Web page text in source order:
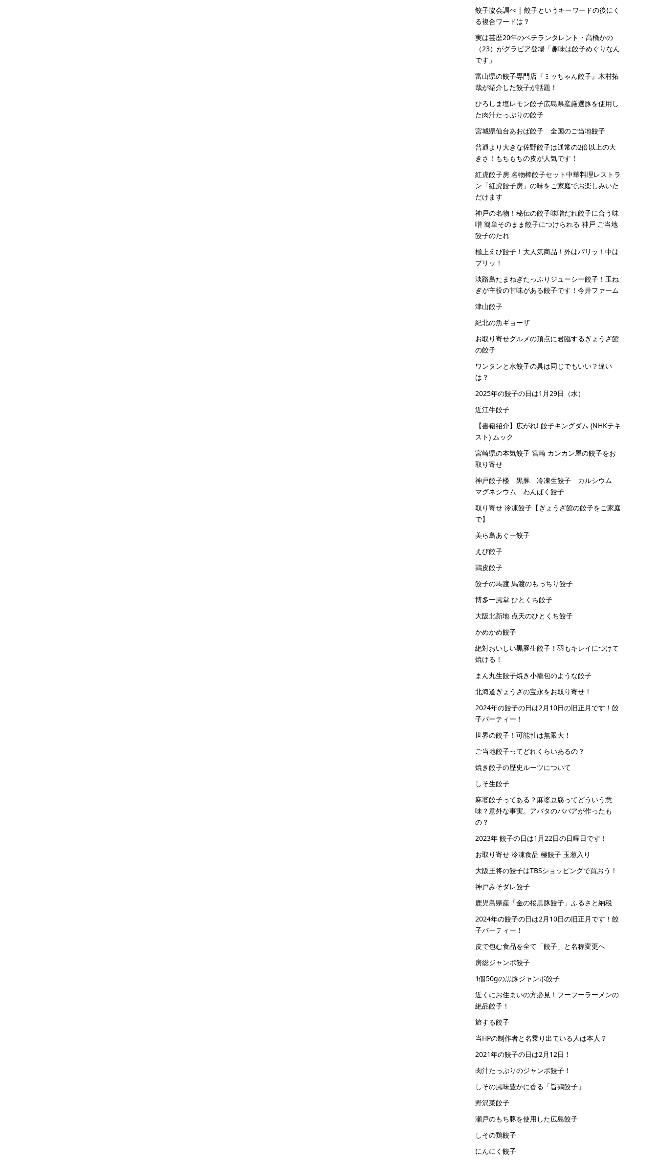
餃子協会調べ | 餃子というキーワードの後にく
る複合ワードは？
実は芸歴20年のベテランタレント・高橋かの
（23）がグラビア登場「趣味は餃子めぐりなん
です」
富山県の餃子専門店『ミッちゃん餃子』木村拓
哉が紹介した餃子が話題！
ひろしま塩レモン餃子広島県産厳選豚を使用し
た肉汁たっぷりの餃子
宮城県仙台あおば餃子 全国のご当地餃子
普通より大きな佐野餃子は通常の2倍以上の大
きさ！もちもちの皮が人気です！
紅虎餃子房 名物棒餃子セット中華料理レストラ
ン「紅虎餃子房」の味をご家庭でお楽しみいた
だけます
神戸の名物！秘伝の餃子味噌だれ餃子に合う味
噌 簡単そのまま餃子につけられる 神戸 ご当地
餃子のたれ
極上えび餃子！大人気商品！外はパリッ！中は
プリッ！
淡路島たまねぎたっぷりジューシー餃子！玉ね
ぎが主役の甘味がある餃子です！今井ファーム
津山餃子
紀北の魚ギョーザ
お取り寄せグルメの頂点に君臨するぎょうざ館
の餃子
ワンタンと水餃子の具は同じでもいい？違い
は？
2025年の餃子の日は1月29日（水）
近江牛餃子
【書籍紹介】広がれ! 餃子キングダム (NHKテキ
スト) ムック
宮崎県の本気餃子 宮崎 カンカン屋の餃子をお
取り寄せ
神戸餃子楼 黒豚 冷凍生餃子 カルシウム
マグネシウム わんぱく餃子
取り寄せ 冷凍餃子【ぎょうざ館の餃子をご家庭
で】
美ら島あぐー餃子
えび餃子
鶏皮餃子
餃子の馬渡 馬渡のもっちり餃子
博多一風堂 ひとくち餃子
大阪北新地 点天のひとくち餃子
かめかめ餃子
絶対おいしい黒豚生餃子！羽もキレイにつけて
焼ける！
まん丸生餃子焼き小籠包のような餃子
北海道ぎょうざの宝永をお取り寄せ！
2024年の餃子の日は2月10日の旧正月です！餃
子パーティー！
世界の餃子！可能性は無限大！
ご当地餃子ってどれくらいあるの？
焼き餃子の歴史ルーツについて
しそ生餃子
麻婆餃子ってある？麻婆豆腐ってどういう意
味？意外な事実。アバタのババアが作ったも
の？
2023年 餃子の日は1月22日の日曜日です！
お取り寄せ 冷凍食品 極餃子 玉葱入り
大阪王将の餃子はTBSショッピングで買おう！
神戸みそダレ餃子
鹿児島県産「金の桜黒豚餃子」ふるさと納税
2024年の餃子の日は2月10日の旧正月です！餃
子パーティー！
皮で包む食品を全て「餃子」と名称変更へ
房総ジャンボ餃子
1個50gの黒豚ジャンボ餃子
近くにお住まいの方必見！フーフーラーメンの
絶品餃子！
旅する餃子
当HPの制作者と名乗り出ている人は本人？
2021年の餃子の日は2月12日！
肉汁たっぷりのジャンボ餃子！
しその風味豊かに香る「旨鶏餃子」
野沢菜餃子
瀬戸のもち豚を使用した広島餃子
しその鶏餃子
にんにく餃子